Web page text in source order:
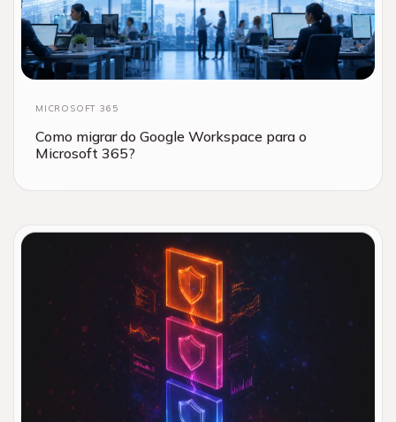
MICROSOFT 365
Como migrar do Google Workspace para o
Microsoft 365?